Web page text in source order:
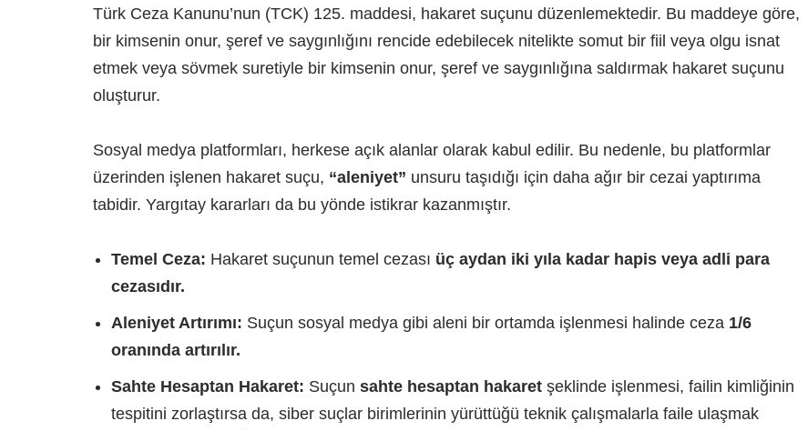
Türk Ceza Kanunu’nun (TCK) 125. maddesi, hakaret suçunu düzenlemektedir. Bu maddeye göre,
bir kimsenin onur, şeref ve saygınlığını rencide edebilecek nitelikte somut bir fiil veya olgu isnat
etmek veya sövmek suretiyle bir kimsenin onur, şeref ve saygınlığına saldırmak hakaret suçunu
oluşturur.
Sosyal medya platformları, herkese açık alanlar olarak kabul edilir. Bu nedenle, bu platformlar
üzerinden işlenen hakaret suçu, “aleniyet” unsuru taşıdığı için daha ağır bir cezai yaptırıma
tabidir. Yargıtay kararları da bu yönde istikrar kazanmıştır.
Temel Ceza: Hakaret suçunun temel cezası üç aydan iki yıla kadar hapis veya adli para
cezasıdır.
Aleniyet Artırımı: Suçun sosyal medya gibi aleni bir ortamda işlenmesi halinde ceza 1/6
oranında artırılır.
Sahte Hesaptan Hakaret: Suçun sahte hesaptan hakaret şeklinde işlenmesi, failin kimliğinin
tespitini zorlaştırsa da, siber suçlar birimlerinin yürüttüğü teknik çalışmalarla faile ulaşmak